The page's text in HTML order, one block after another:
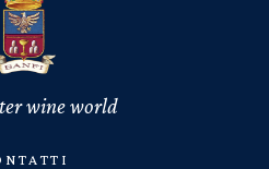
wine world